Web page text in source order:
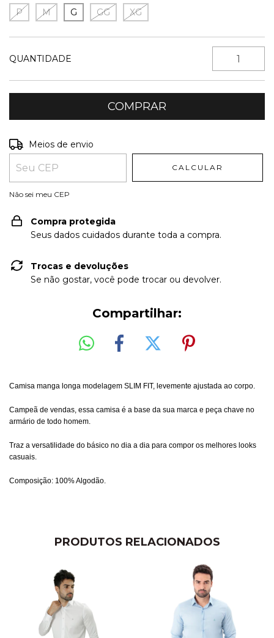
P
M G GG XG
QUANTIDADE
Entregas para o CEP:
Meios de envio
CALCULAR
Não sei meu CEP
Compra protegida
Seus dados cuidados durante toda a compra.
Trocas e devoluções
Se não gostar, você pode trocar ou devolver.
Compartilhar:
Camisa manga longa modelagem SLIM FIT, levemente ajustada ao corpo.
Campeã de vendas, essa camisa é a base da sua marca e peça chave no
armário de todo homem.
Traz a versatilidade do básico no dia a dia para compor os melhores looks
casuais.
Composição: 100% Algodão.
PRODUTOS RELACIONADOS